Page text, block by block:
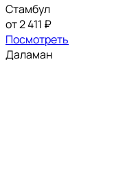
Стамбул
от 2 411 ₽
Посмотреть
Даламан